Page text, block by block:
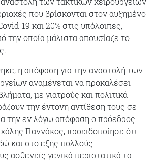
που βρίσκονται στον αυξημένο
19 και 20% στις υπόλοιπες,
την οποία μάλιστα απουσίαζε το
η απόφαση για την αναστολή των
αναμένεται να προκαλέσει
με γιατρούς και πολιτικά
την έντονη αντίθεση τους σε
την εν λόγω απόφαση ο πρόεδρος
Γιαννάκος, προειδοποίησε ότι
και στο εξής πολλούς
ασθενείς γενικά περιστατικά τα